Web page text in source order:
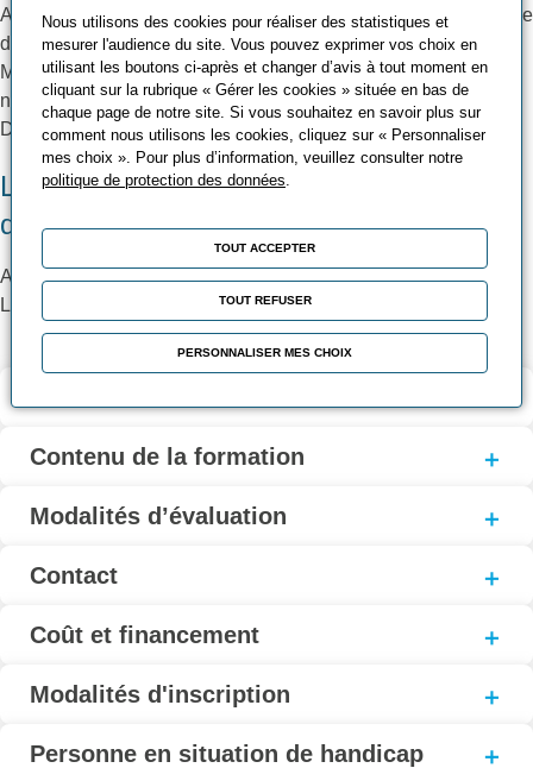
Appréhender les nouveaux principes liés au concept de l’Usine
du Futur
Mettre en évidence les apports des nouveaux outils
numériques structurants
Découvrir les technologies phares du concept
Les méthodes pédagogiques et
d’encadrement
Apports théoriques
Ligne du future didactique
Contenu de la formation
Modalités d’évaluation
Contact
Coût et financement
Modalités d'inscription
Personne en situation de handicap
Nous utilisons des cookies pour réaliser des statistiques et
mesurer l'audience du site. Vous pouvez exprimer vos choix en
utilisant les boutons ci-après et changer d’avis à tout moment en
cliquant sur la rubrique « Gérer les cookies » située en bas de
chaque page de notre site. Si vous souhaitez en savoir plus sur
comment nous utilisons les cookies, cliquez sur « Personnaliser
mes choix ». Pour plus d’information, veuillez consulter notre
politique de protection des données.
TOUT ACCEPTER
TOUT REFUSER
PERSONNALISER MES CHOIX